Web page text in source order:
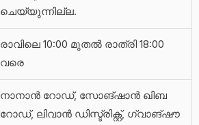
ചെയ്യുന്നില്ല.
രാവിലെ 10:00 മുതൽ രാത്രി 18:00
വരെ
നാനാൻ റോഡ്, സോങ്ഷാൻ ഖിബ
റോഡ്, ലിവാൻ ഡിസ്ട്രിക്റ്റ്, ഗ്വാങ്ഷൗ